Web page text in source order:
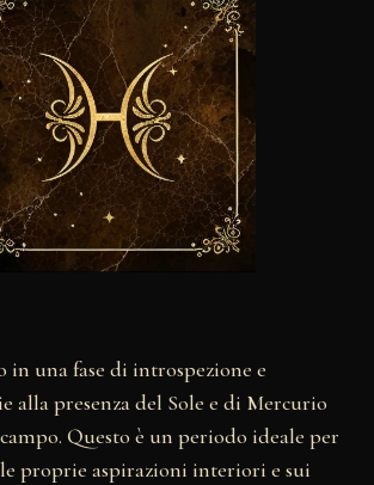
in una fase di introspezione e
alla presenza del Sole e di Mercurio
Questo è un periodo ideale per
proprie aspirazioni interiori e sui